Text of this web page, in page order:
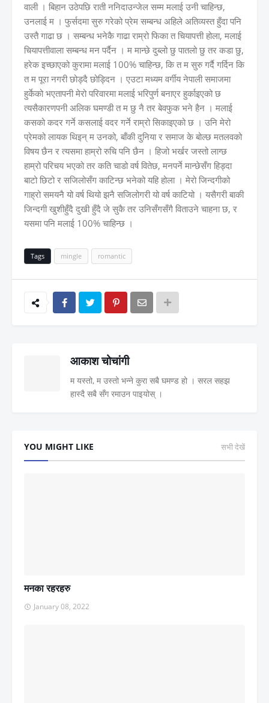
वाली । बिहान उठेपछि राती ननिदाउन्जेल सम्म मलाई उनी चाहिन्छ,
उनलाई म । फुर्सदमा सुरु गरेको प्रेम सम्बन्ध अहिले अतिव्यस्त हुँदा पनि
उस्तै गाढा छ । सम्बन्ध भनेकै गाढा राम्रो फिका त चियापत्ती होला, मलाई
चियापत्तीवाला सम्बन्ध मन पर्दैन । म मान्छे दुब्लो छु पातलो छु तर कडा छु,
हरेक इच्छाएको कुरामा मलाई 100% चाहिन्छ, कि त म सुरु गर्दै गर्दिन कि
त म पूरा नगरी छोड्दै छोड्दिन । एउटा मध्यम वर्गीय नेपाली समाजमा
हुर्केको भएतापनी मेरो परिवारमा मलाई भरिपुर्ण बनाएर हुर्काइएको छ
त्यसैकारणपनी अलिक घमण्डी त म छु नै तर बेवफुक भने हैन । मलाई
कसको कदर गर्ने कसलाई वदर गर्ने राम्रो सिकाइएको छ । उनि मेरो
प्रेमको लायक थिइन् म उनको, बाँकी दुनिया र समाज के बोल्छ मतलवको
विषय छैन र त्यसमा हाम्रो रुचि पनि छैन । हिजो भर्खर जस्तो लाग्छ
हाम्रो परिचय भएको तर कति चाडो वर्ष वितेछ, मनपर्ने मान्छेसँग हिड्दा
बाटो छिटो र सजिलोसँग काटिन्छ भनेको यहि होला । मेरो जिन्दगीको
गाह्रो समयनै यो वर्ष थियो झनै सजिलोगरी यो वर्ष काटियो । यसैगरी बाकी
जिन्दगी खुशीहुँदै दुखी हुँदै जे सुकै तर उनिसँगसँगै विताउने चाहना छ, र
यसमा पनि मलाई 100% चाहिन्छ ।
Tags mingle romantic
आकाश चोचांगी
म यस्तो, म उस्तो भन्ने कुरा सबै घमण्ड हो । सरल सहझ
हास्दै सबै सँग रमाउन पाइयोस् ।
YOU MIGHT LIKE सभी देखें
मनका रहरहरु
January 08, 2022